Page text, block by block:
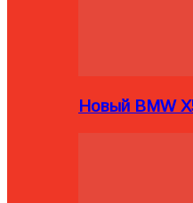
Новый BMW